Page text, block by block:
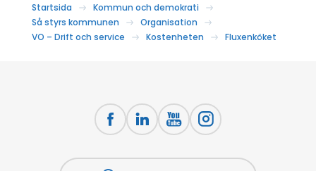
Startsida
Kommun och demokrati
Så styrs kommunen
Organisation
VO – Drift och service
Kostenheten Fluxenköket